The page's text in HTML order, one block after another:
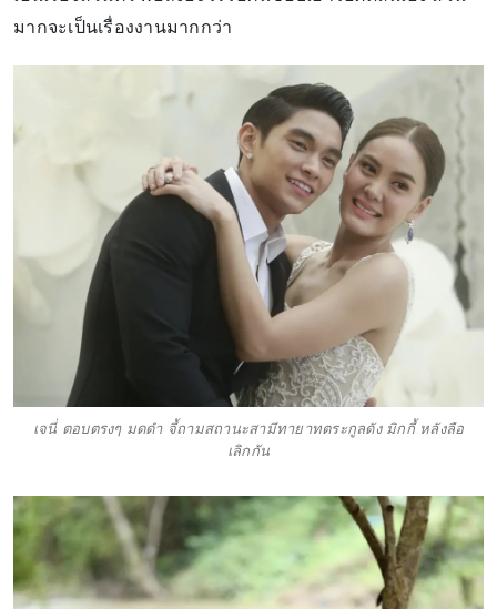
มากจะเป็นเรื่องงานมากกว่า
เจนี่ ตอบตรงๆ มดดำ จี้ถามสถานะสามีทายาทตระกูลดัง มิกกี้ หลังลือ
เลิกกัน